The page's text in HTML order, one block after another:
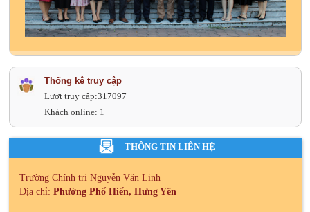
Thống kê truy cập
Lượt truy cập:317097
Khách online: 1
THÔNG TIN LIÊN HỆ
Trường Chính trị Nguyễn Văn Linh
Địa chỉ: Phường Phố Hiến, Hưng Yên